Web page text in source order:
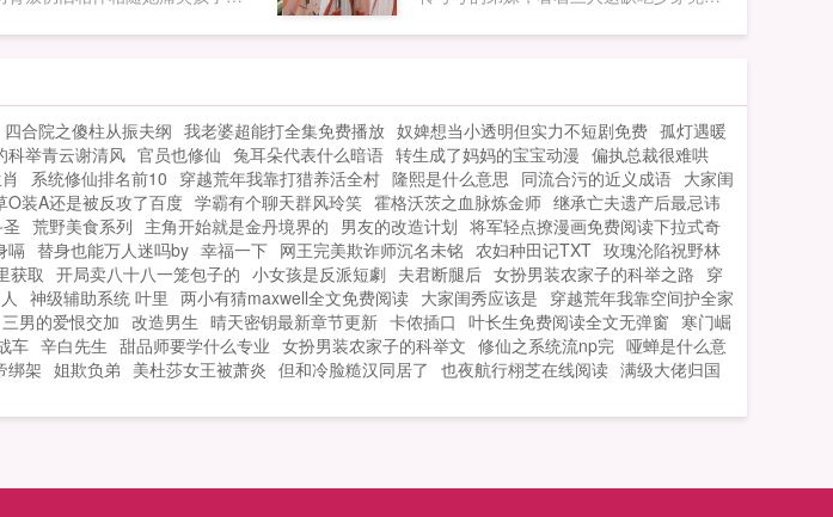
时而娇媚，复仇渣男，玩转人
娱乐圈大放异彩。新小说重生之
已开坑，欢迎来阅啊点击右侧作
品可直接找到，求收藏求评论幻
迎大家加入77420...
运爆发的就了个首富家公子，可惜爹娘不
给力，没办法她只能想办法保全...
四合院之傻柱从振夫纲 我老婆超能打全集免费播放 奴婢想当小透明但实力不短剧免费 孤灯遇暖
科举青云谢清风 官员也修仙 兔耳朵代表什么暗语 转生成了妈妈的宝宝动漫 偏执总裁很难哄
系统修仙排名前10 穿越荒年我靠打猎养活全村 隆熙是什么意思 同流合污的近义成语 大家闺
O装A还是被反攻了百度 学霸有个聊天群风玲笑 霍格沃茨之血脉炼金师 继承亡夫遗产后最忌讳
荒野美食系列 主角开始就是金丹境界的 男友的改造计划 将军轻点撩漫画免费阅读下拉式奇
嗝 替身也能万人迷吗by 幸福一下 网王完美欺诈师沉名未铭 农妇种田记TXT 玫瑰沦陷祝野林
获取 开局卖八十八一笼包子的 小女孩是反派短劇 夫君断腿后 女扮男装农家子的科举之路 穿
神级辅助系统 叶里 两小有猜maxwell全文免费阅读 大家闺秀应该是 穿越荒年我靠空间护全家
三男的爱恨交加 改造男生 晴天密钥最新章节更新 卡侬插口 叶长生免费阅读全文无弹窗 寒门崛
车 辛白先生 甜品师要学什么专业 女扮男装农家子的科举文 修仙之系统流np完 哑蝉是什么意
绑架 姐欺负弟 美杜莎女王被萧炎 但和冷脸糙汉同居了 也夜航行栩芝在线阅读 满级大佬归国